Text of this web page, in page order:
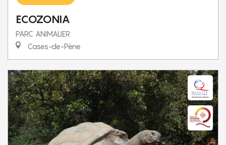
ECOZONIA
PARC ANIMALIER
Cases-de-Pène